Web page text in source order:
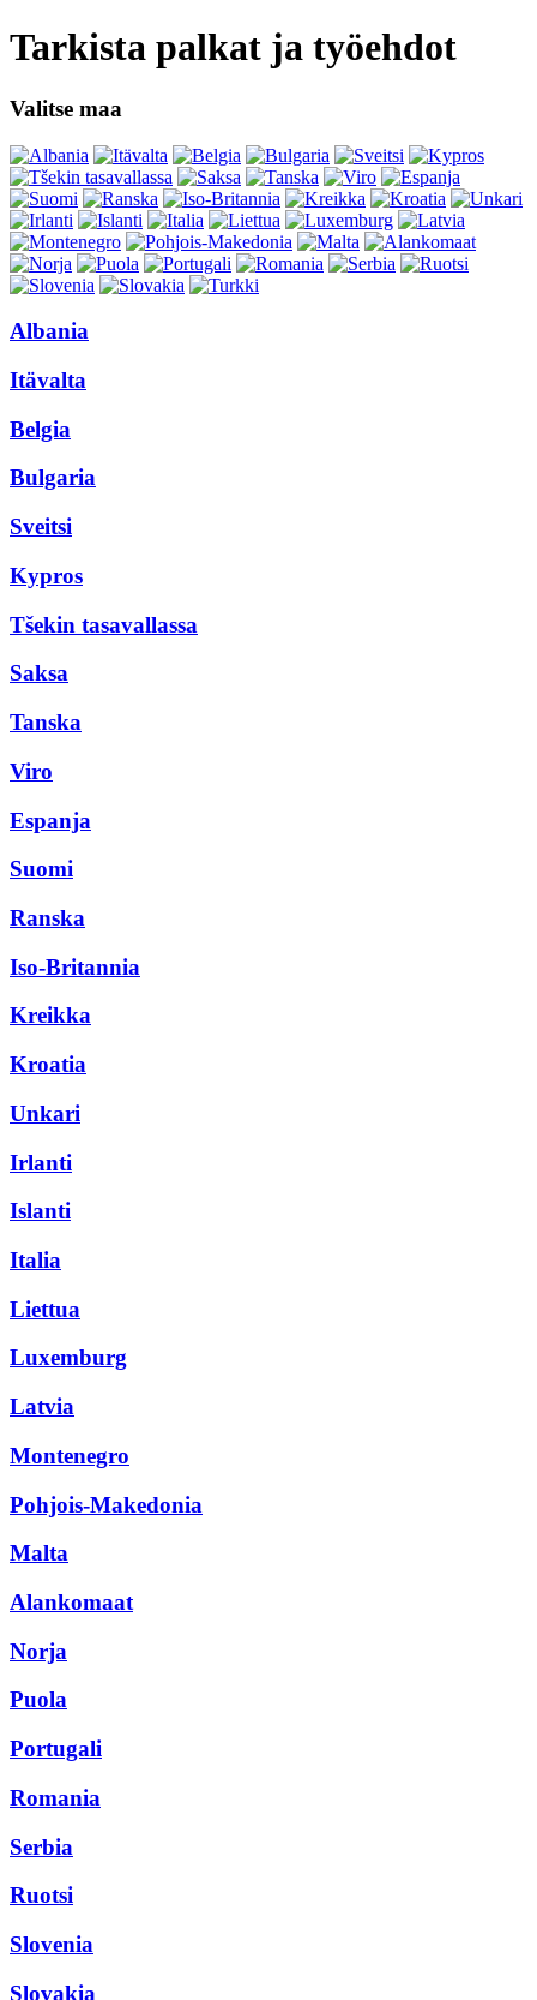
Tarkista palkat ja työehdot
Valitse maa
Albania
Itävalta
Belgia
Bulgaria
Sveitsi
Kypros
Tšekin tasavallassa
Saksa
Tanska
Viro
Espanja
Suomi
Ranska
Iso-Britannia
Kreikka
Kroatia
Unkari
Irlanti
Islanti
Italia
Liettua
Luxemburg
Latvia
Montenegro
Pohjois-Makedonia
Malta
Alankomaat
Norja
Puola
Portugali
Romania
Serbia
Ruotsi
Slovenia
Slovakia